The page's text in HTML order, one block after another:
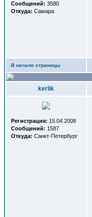
Сообщений: 3580
Откуда: Самара
В начало страницы
kerlik
Регистрация: 15.04.2008
Сообщений: 1587
Откуда: Санкт-Петербург